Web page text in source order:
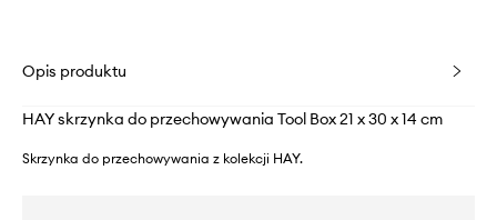
Opis produktu
HAY skrzynka do przechowywania Tool Box 21 x 30 x 14 cm
Skrzynka do przechowywania z kolekcji HAY.